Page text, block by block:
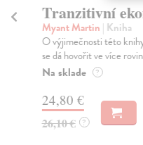
Tranzitivní
Myant Martin | Kniha
O výjimečnosti této
se dá hovořit ve více
Na sklade ?
24,80 €
26,10 € ?